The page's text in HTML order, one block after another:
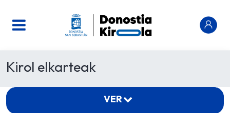
Kirol elkarteak
VER